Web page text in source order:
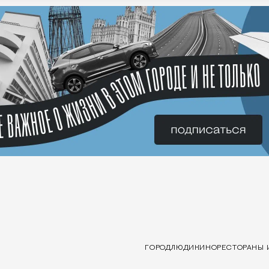
ГОРОДЛЮДИ КИНОРЕСТОРАНЫ